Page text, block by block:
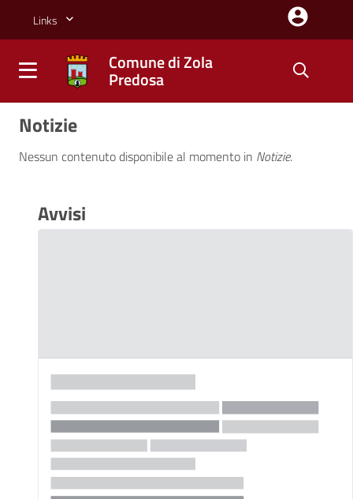
Links
Comune di Zola
Predosa
Comune di Zola Predosa
Notizie
Nessun contenuto disponibile al momento in Notizie.
Avvisi